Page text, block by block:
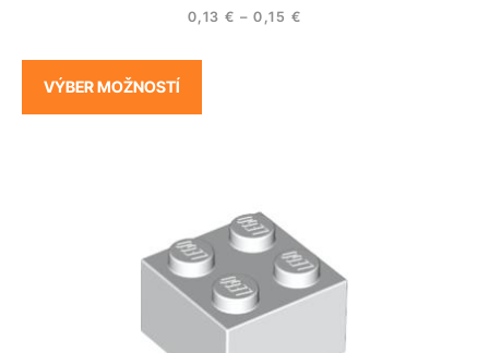
0,13€ – 0,15 €
VÝBER MOŽNOSTÍ